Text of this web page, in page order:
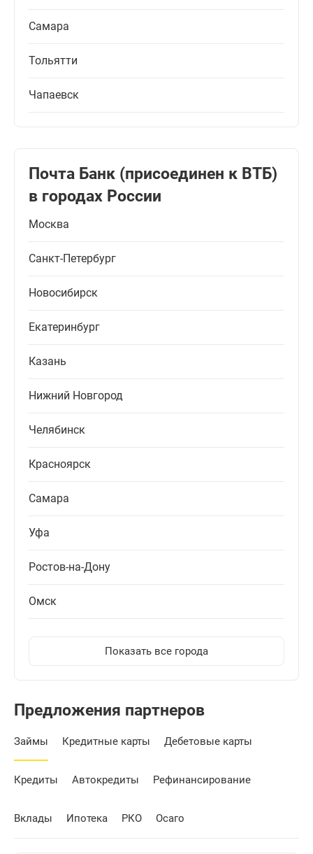
Самара
Тольятти
Чапаевск
Почта Банк (присоединен к ВТБ)
в городах России
Москва
Санкт-Петербург
Новосибирск
Екатеринбург
Казань
Нижний Новгород
Челябинск
Красноярск
Самара
Уфа
Ростов-на-Дону
Омск
Показать все города
Предложения партнеров
Займы Кредитные карты Дебетовые карты
Кредиты Автокредиты Рефинансирование
Вклады Ипотека РКО Осаго